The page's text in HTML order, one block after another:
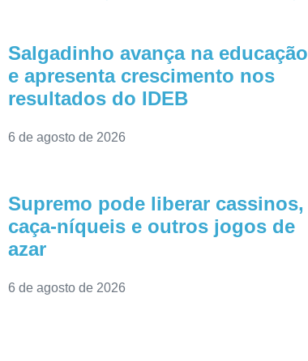
Salgadinho avança na educação
e apresenta crescimento nos
resultados do IDEB
6 de agosto de 2026
Supremo pode liberar cassinos,
caça-níqueis e outros jogos de
azar
6 de agosto de 2026